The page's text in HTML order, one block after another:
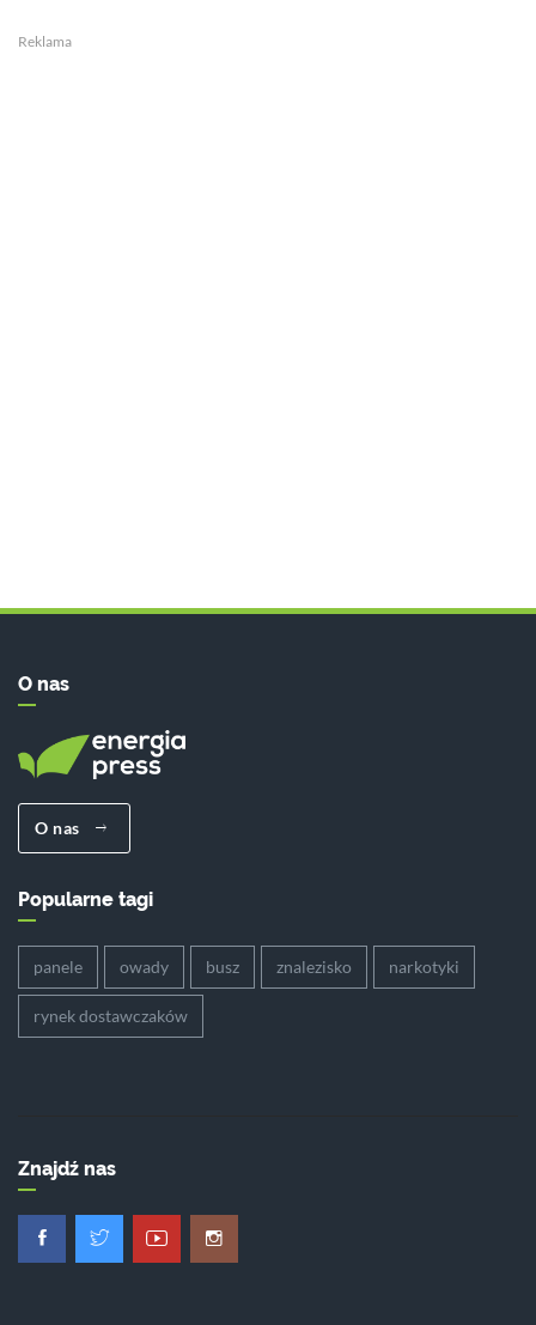
Reklama
O nas
O nas
Popularne tagi
panele owady busz znalezisko narkotyki
rynek dostawczaków
Znajdź nas